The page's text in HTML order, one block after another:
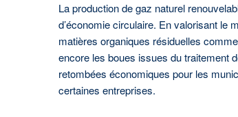
La production de gaz naturel
d’économie circulaire. En valorisant le
matières organiques résiduelles
encore les boues issues du traitement
retombées économiques pour les
certaines entreprises.